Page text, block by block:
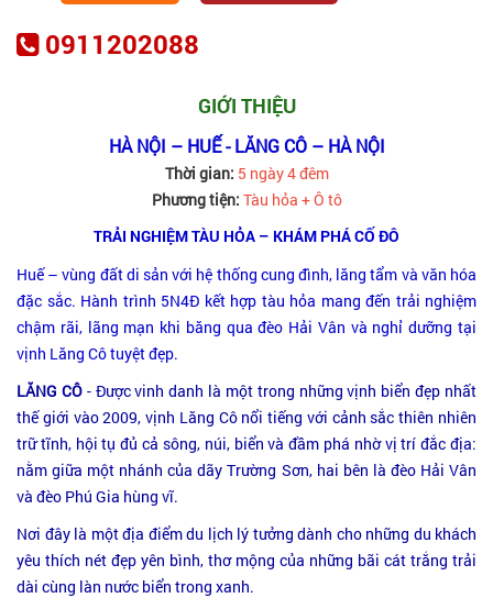
0911202088
GIỚI THIỆU
HÀ NỘI – HUẾ - LĂNG CÔ – HÀ NỘI
Thời gian: 5 ngày 4 đêm
Phương tiện: Tàu hỏa + Ô tô
TRẢI NGHIỆM TÀU HỎA – KHÁM PHÁ CỐ ĐÔ
Huế – vùng đất di sản với hệ thống cung đình, lăng tẩm và văn hóa
đặc sắc. Hành trình 5N4Đ kết hợp tàu hỏa mang đến trải nghiệm
chậm rãi, lãng mạn khi băng qua đèo Hải Vân và nghỉ dưỡng tại
vịnh Lăng Cô tuyệt đẹp.
LĂNG CÔ- Được vinh danh là một trong những vịnh biển đẹp nhất
thế giới vào 2009, vịnh Lăng Cô nổi tiếng với cảnh sắc thiên nhiên
trữ tĩnh, hội tụ đủ cả sông, núi, biển và đầm phá nhờ vị trí đắc địa:
nằm giữa một nhánh của dãy Trường Sơn, hai bên là đèo Hải Vân
và đèo Phú Gia hùng vĩ.
Nơi đây là một địa điểm du lịch lý tưởng dành cho những du khách
yêu thích nét đẹp yên bình, thơ mộng của những bãi cát trắng trải
dài cùng làn nước biển trong xanh.